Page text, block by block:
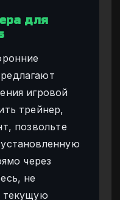
для
игровой
трейнер,
позвольте
через
не
текущую